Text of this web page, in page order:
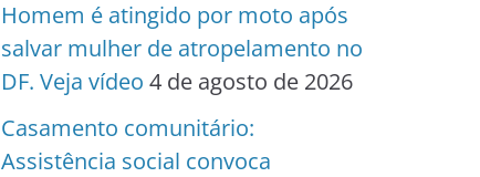
Homem é atingido por moto após
salvar mulher de atropelamento no
DF. Veja vídeo 4 de agosto de 2026
Casamento comunitário:
Assistência social convoca